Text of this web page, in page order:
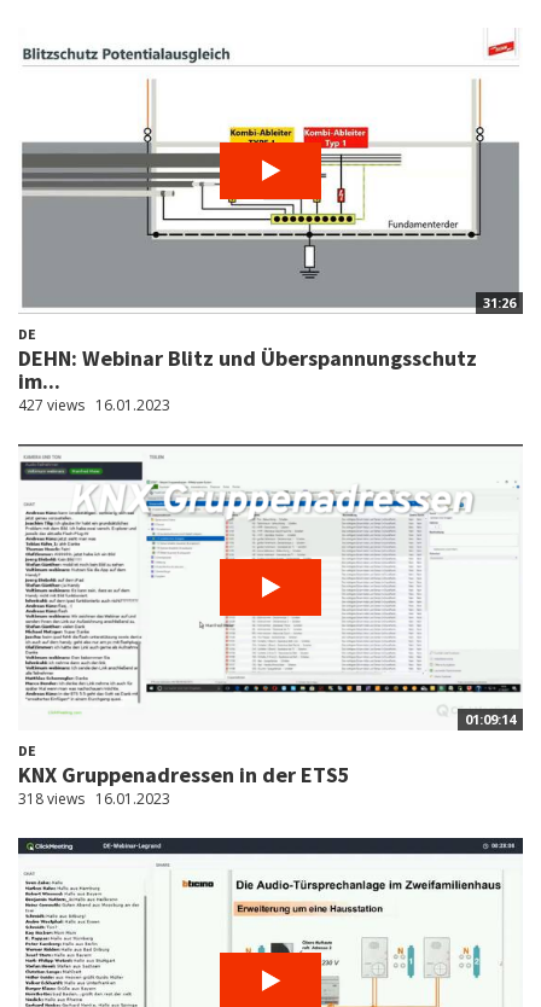
31:26
DE
DEHN: Webinar Blitz und Überspannungsschutz
im...
427 views 16.01.2023
01:09:14
DE
KNX Gruppenadressen in der ETS5
318 views 16.01.2023